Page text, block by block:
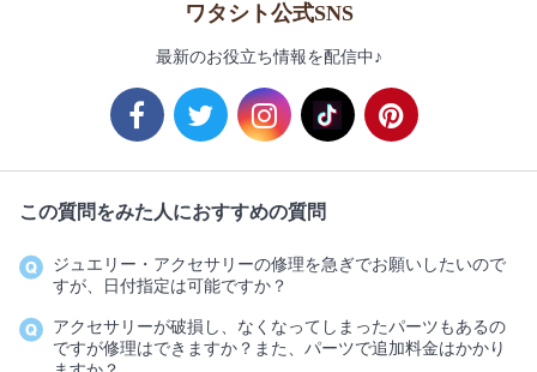
ワタシト公式SNS
最新のお役立ち情報を配信中♪
この質問をみた人におすすめの質問
ジュエリー・アクセサリーの修理を急ぎでお願いしたいので
すが、日付指定は可能ですか？
アクセサリーが破損し、なくなってしまったパーツもあるの
ですが修理はできますか？また、パーツで追加料金はかかり